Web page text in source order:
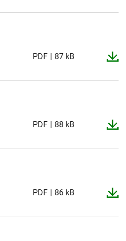
PDF 87 kB
PDF 88 kB
PDF 86 kB